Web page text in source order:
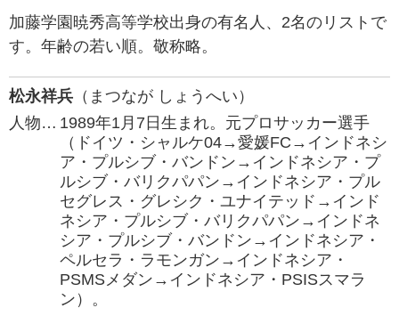
加藤学園暁秀高等学校出身の有名人、2名のリストで
す。年齢の若い順。敬称略。
松永祥兵 （まつなが しょうへい）
人物… 1989年1月7日生まれ。元プロサッカー選手
（ドイツ・シャルケ04→愛媛FC→インドネシ
ア・プルシブ・バンドン→インドネシア・プ
ルシブ・バリクパパン→インドネシア・プル
セグレス・グレシク・ユナイテッド→インド
ネシア・プルシブ・バリクパパン→インドネ
シア・プルシブ・バンドン→インドネシア・
ペルセラ・ラモンガン→インドネシア・
PSMSメダン→インドネシア・PSISスマラ
ン）。